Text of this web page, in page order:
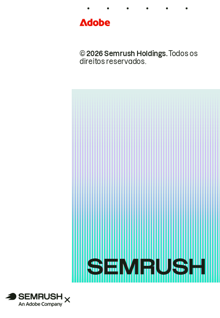
© 2026 Semrush Holdings.Todos os
direitos reservados.